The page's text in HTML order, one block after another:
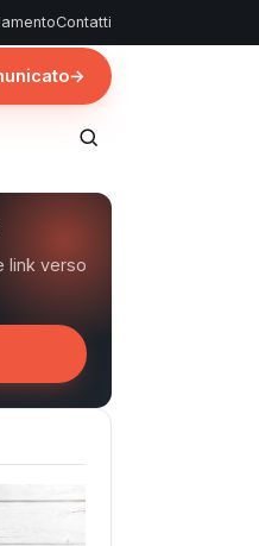
Contatti
→
link verso